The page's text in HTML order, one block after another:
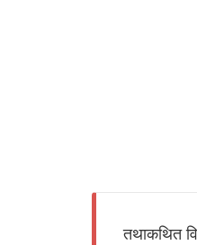
तथाकथित